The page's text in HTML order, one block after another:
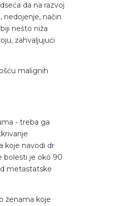
da na razvoj
nedojenje, način
nešto niža
zahvaljujući
malignih
- treba ga
koje navodi dr
bolesti je oko 90
metastatske
ženama koje